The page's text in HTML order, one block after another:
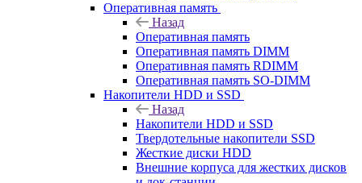
Оперативная память
Назад
Оперативная память
Оперативная память DIMM
Оперативная память RDIMM
Оперативная память SO-DIMM
Накопители HDD и SSD
Назад
Накопители HDD и SSD
Твердотельные накопители SSD
Жесткие диски HDD
Внешние корпуса для жестких дисков